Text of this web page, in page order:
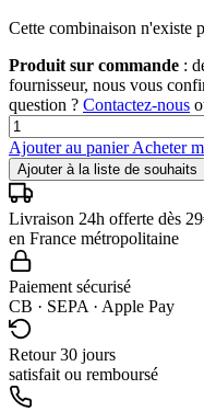
Cette combinaison n'existe
Produit sur commande :
fournisseur, nous vous
question ? Contactez-nous
Ajouter au panierAcheter
Ajouter à la liste de souhaits
Livraison 24h offerte dès
en France métropolitaine
Paiement sécurisé
CB · SEPA · Apple Pay
Retour 30 jours
satisfait ou remboursé